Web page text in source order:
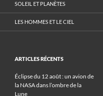
SOLEIL ET PLANÈTES
LES HOMMES ET LE CIEL
ARTICLES RÉCENTS
Éclipse du 12 août : un avion de
la NASA dans l’ombre de la
Lune